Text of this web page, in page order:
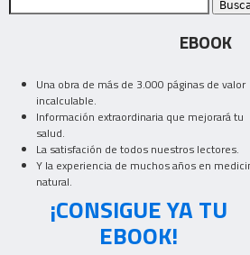
EBOOK
Una obra de más de 3.000 páginas de valor
incalculable.
Información extraordinaria que mejorará tu
salud.
La satisfación de todos nuestros lectores.
Y la experiencia de muchos años en
natural.
¡CONSIGUE YA TU
EBOOK!